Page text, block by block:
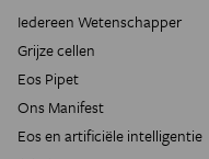
Iedereen Wetenschapper
Grijze cellen
Eos Pipet
Ons Manifest
Eos en artificiële intelligentie